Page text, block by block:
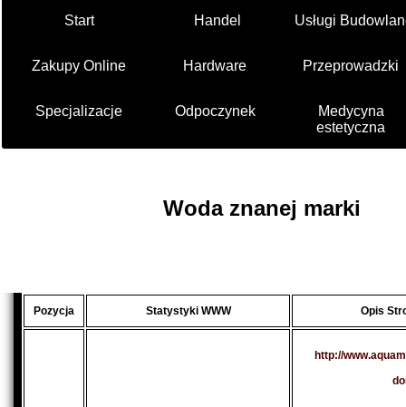
Start Handel Usługi
Zakupy Online Hardware Przeprowadzki
Specjalizacje Odpoczynek
Medycyna
estetyczna
Woda znanej marki
Pozycja Statystyki WWW Opis
http://